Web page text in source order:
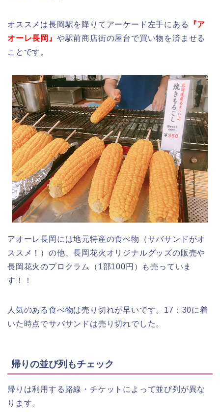
オススメは長岡駅を降りてアーケード左手にある
『ア
オーレ長岡』 や駅前商店街の屋台で買い物を済ませる
ことです。
アオーレ長岡には地元特産の食べ物（サバサンドがオ
ススメ！）の他、長岡花火オリジナルグッズの販売や
長岡花火のプロクラム（1部100円）も売っていま
す！！
人気のある食べ物は売り切れが早いです。17：30に着
いた時点でサバサンドは売り切れでした。
帰りの並び列もチェック
帰りは利用する路線・チケットによって並び列が異な
ります。